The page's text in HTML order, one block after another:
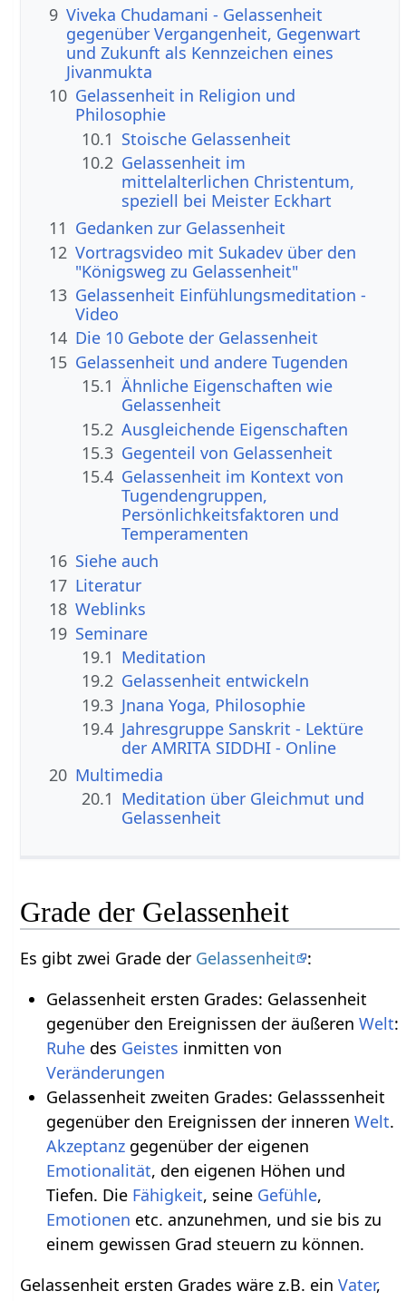
9 Viveka Chudamani - Gelassenheit
gegenüber Vergangenheit, Gegenwart
und Zukunft als Kennzeichen eines
Jivanmukta
10 Gelassenheit in Religion und
Philosophie
10.1 Stoische Gelassenheit
10.2 Gelassenheit im
mittelalterlichen Christentum,
speziell bei Meister Eckhart
11 Gedanken zur Gelassenheit
12 Vortragsvideo mit Sukadev über den
"Königsweg zu Gelassenheit"
13 Gelassenheit Einfühlungsmeditation -
Video
14 Die 10 Gebote der Gelassenheit
15 Gelassenheit und andere Tugenden
15.1 Ähnliche Eigenschaften wie
Gelassenheit
15.2 Ausgleichende Eigenschaften
15.3 Gegenteil von Gelassenheit
15.4 Gelassenheit im Kontext von
Tugendengruppen,
Persönlichkeitsfaktoren und
Temperamenten
16 Siehe auch
17 Literatur
18 Weblinks
19 Seminare
19.1 Meditation
19.2 Gelassenheit entwickeln
19.3 Jnana Yoga, Philosophie
19.4 Jahresgruppe Sanskrit - Lektüre
der AMRITA SIDDHI - Online
20 Multimedia
20.1 Meditation über Gleichmut und
Gelassenheit
Grade der Gelassenheit
Es gibt zwei Grade der Gelassenheit
:
Gelassenheit ersten Grades: Gelassenheit
gegenüber den Ereignissen der äußeren Welt:
Ruhedes Geistes inmitten von
Veränderungen
Gelassenheit zweiten Grades: Gelasssenheit
gegenüber den Ereignissen der inneren Welt.
Akzeptanzgegenüber der eigenen
Emotionalität, den eigenen Höhen und
Tiefen. Die Fähigkeit, seine Gefühle,
Emotionen etc. anzunehmen, und sie bis zu
einem gewissen Grad steuern zu können.
Gelassenheit ersten Grades wäre z.B. einVater,